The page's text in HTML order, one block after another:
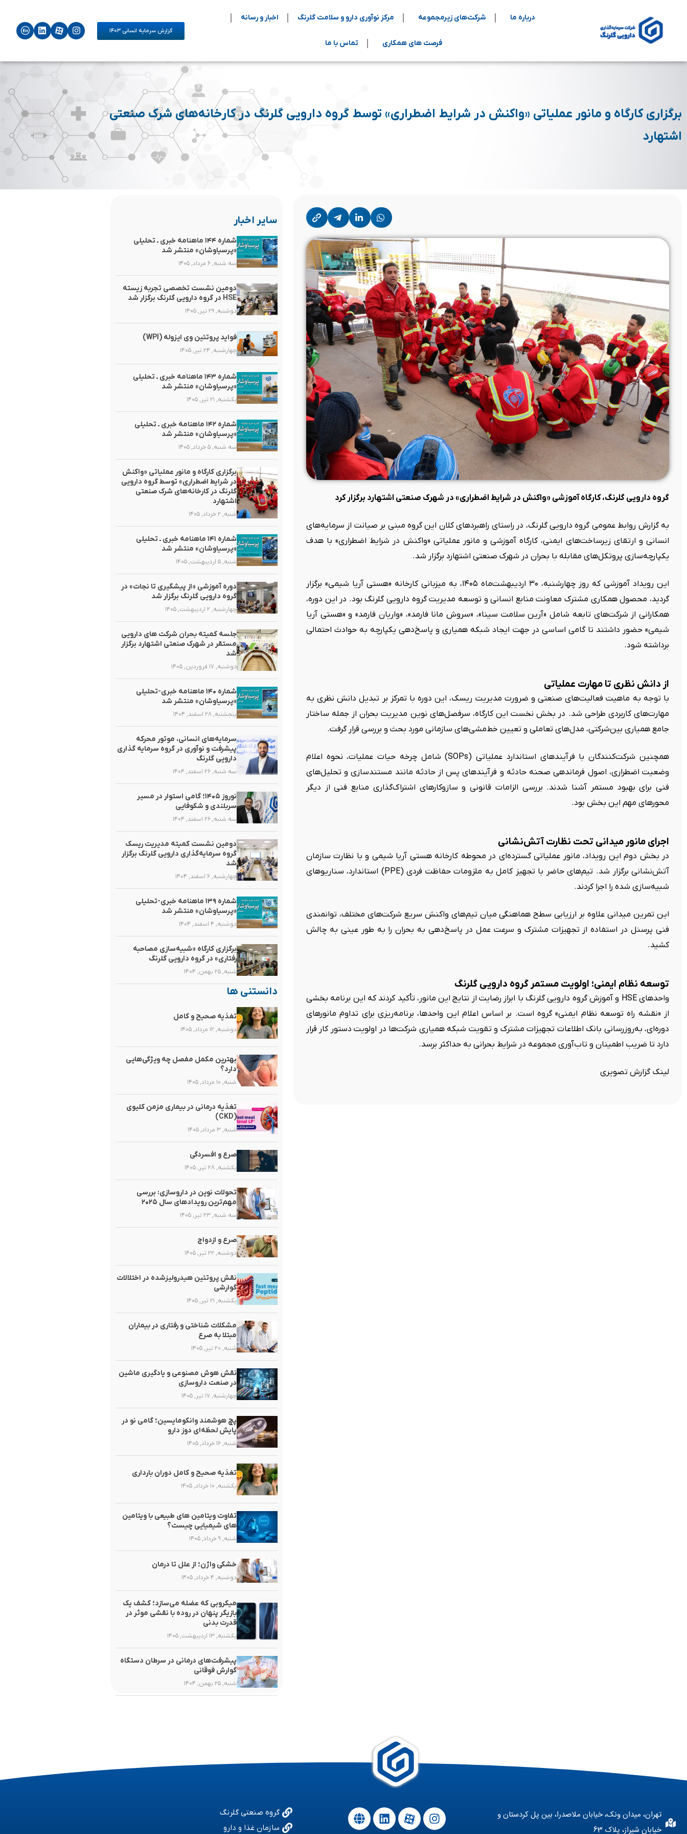
درباره ما شرکت‌های زیرمجموعه مرکز نوآوری دارو و سلامت گلرنگ اخبار و رسانه
فرصت های همکاری تماس با ما
گزارش سرمایه انسانی ۱۴۰۳
برگزاری کارگاه و مانور عملیاتی «واکنش در شرایط اضطراری» توسط گروه دارویی گلرنگ در کارخانه‌های شرک صنعتی
اشتهارد
گروه دارویی گلرنگ، کارگاه آموزشی «واکنش در شرایط اضطراری» در شهرک صنعتی اشتهارد برگزار کرد
به گزارش روابط عمومی گروه دارویی گلرنگ، در راستای راهبردهای کلان این گروه مبنی بر صیانت از سرمایه‌های
انسانی و ارتقای زیرساخت‌های ایمنی، کارگاه آموزشی و مانور عملیاتی «واکنش در شرایط اضطراری» با هدف
یکپارچه‌سازی پروتکل‌های مقابله با بحران در شهرک صنعتی اشتهارد برگزار شد.
این رویداد آموزشی که روز چهارشنبه، ۳۰ اردیبهشت‌ماه ۱۴۰۵، به میزبانی کارخانه «هستی آریا شیمی» برگزار
گردید، محصول همکاری مشترک معاونت منابع انسانی و توسعه مدیریت گروه دارویی گلرنگ بود. در این دوره،
همکارانی از شرکت‌های تابعه شامل «آرین سلامت سینا»، «سروش مانا فارمد»، «واریان فارمد» و «هستی آریا
شیمی» حضور داشتند تا گامی اساسی در جهت ایجاد شبکه همیاری و پاسخ‌دهی یکپارچه به حوادث احتمالی
برداشته شود.
از دانش نظری تا مهارت عملیاتی
با توجه به ماهیت فعالیت‌های صنعتی و ضرورت مدیریت ریسک، این دوره با تمرکز بر تبدیل دانش نظری به
مهارت‌های کاربردی طراحی شد. در بخش نخست این کارگاه، سرفصل‌های نوین مدیریت بحران از جمله ساختار
جامع همیاری بین‌شرکتی، مدل‌های تعاملی و تعیین خط‌مشی‌های سازمانی مورد بحث و بررسی قرار گرفت.
همچنین شرکت‌کنندگان با فرآیندهای استاندارد عملیاتی (SOPs) شامل چرخه حیات عملیات، نحوه اعلام
وضعیت اضطراری، اصول فرماندهی صحنه حادثه و فرآیندهای پس از حادثه مانند مستندسازی و تحلیل‌های
فنی برای بهبود مستمر آشنا شدند. بررسی الزامات قانونی و سازوکارهای اشتراک‌گذاری منابع فنی از دیگر
محورهای مهم این بخش بود.
اجرای مانور میدانی تحت نظارت آتش‌نشانی
در بخش دوم این رویداد، مانور عملیاتی گسترده‌ای در محوطه کارخانه هستی آریا شیمی و با نظارت سازمان
آتش‌نشانی برگزار شد. تیم‌های حاضر با تجهیز کامل به ملزومات حفاظت فردی (PPE) استاندارد، سناریوهای
شبیه‌سازی شده را اجرا کردند.
این تمرین میدانی علاوه بر ارزیابی سطح هماهنگی میان تیم‌های واکنش سریع شرکت‌های مختلف، توانمندی
فنی پرسنل در استفاده از تجهیزات مشترک و سرعت عمل در پاسخ‌دهی به بحران را به طور عینی به چالش
کشید.
توسعه نظام ایمنی؛ اولویت مستمر گروه دارویی گلرنگ
واحدهای HSE و آموزش گروه دارویی گلرنگ با ابراز رضایت از نتایج این مانور، تأکید کردند که این برنامه بخشی
از «نقشه راه توسعه نظام ایمنی» گروه است. بر اساس اعلام این واحدها، برنامه‌ریزی برای تداوم مانورهای
دوره‌ای، به‌روزرسانی بانک اطلاعات تجهیزات مشترک و تقویت شبکه همیاری شرکت‌ها در اولویت دستور کار قرار
دارد تا ضریب اطمینان و تاب‌آوری مجموعه در شرایط بحرانی به حداکثر برسد.
لینک گزارش تصویری
سایر اخبار
شماره ۱۴۴ ماهنامه خبری ـ تحلیلی
«پرسیاوشان» منتشر شد
سه شنبه, ۶ مرداد, ۱۴۰۵
دومین نشست تخصصی تجربه زیسته
HSE در گروه دارویی گلرنگ برگزار شد
دوشنبه, ۲۹ تیر, ۱۴۰۵
فواید پروتئین وی ایزوله (WPI)
چهارشنبه, ۲۴ تیر, ۱۴۰۵
شماره ۱۴۳ ماهنامه خبری ـ تحلیلی
«پرسیاوشان» منتشر شد
یکشنبه, ۲۱ تیر, ۱۴۰۵
شماره ۱۴۲ ماهنامه خبری ـ تحلیلی
«پرسیاوشان» منتشر شد
سه شنبه, ۵ خرداد, ۱۴۰۵
برگزاری کارگاه و مانور عملیاتی «واکنش
در شرایط اضطراری» توسط گروه دارویی
گلرنگ در کارخانه‌های شرک صنعتی
اشتهارد
شنبه, ۲ خرداد, ۱۴۰۵
شماره ۱۴۱ ماهنامه خبری ـ تحلیلی
«پرسیاوشان» منتشر شد
شنبه, ۵ اردیبهشت, ۱۴۰۵
دوره آموزشی «از پیشگیری تا نجات» در
گروه دارویی گلرنگ برگزار شد
چهارشنبه, ۲ اردیبهشت, ۱۴۰۵
جلسه کمیته بحران شرکت های دارویی
مستقر در شهرک صنعتی اشتهارد برگزار
شد
دوشنبه, ۱۷ فروردین, ۱۴۰۵
شماره ۱۴۰ ماهنامه خبری-تحلیلی
«پرسیاوشان» منتشر شد
پنجشنبه, ۲۸ اسفند, ۱۴۰۴
سرمایه‌های انسانی، موتور محرکه
پیشرفت و نوآوری در گروه سرمایه گذاری
دارویی گلرنگ
سه شنبه, ۲۶ اسفند, ۱۴۰۴
نوروز ۱۴۰۵؛ گامی استوار در مسیر
سربلندی و شکوفایی
سه شنبه, ۲۶ اسفند, ۱۴۰۴
دومین نشست کمیته مدیریت ریسک
گروه سرمایه‌گذاری دارویی گلرنگ برگزار
شد
چهارشنبه, ۶ اسفند, ۱۴۰۴
شماره ۱۳۹ ماهنامه خبری-تحلیلی
«پرسیاوشان» منتشر شد
دوشنبه, ۴ اسفند, ۱۴۰۴
برگزاری کارگاه «شبیه‌سازی مصاحبه
رفتاری» در گروه دارویی گلرنگ
شنبه, ۲۵ بهمن, ۱۴۰۴
دانستنی ها
تغذیه صحیح و کامل
دوشنبه, ۱۲ مرداد, ۱۴۰۵
بهترین مکمل مفصل چه ویژگی‌هایی
دارد؟
شنبه, ۱۰ مرداد, ۱۴۰۵
تغذیه‌ درمانی در بیماری مزمن کلیوی
(CKD)
شنبه, ۳ مرداد, ۱۴۰۵
صرع و افسردگی
یکشنبه, ۲۸ تیر, ۱۴۰۵
تحولات نوین در داروسازی: بررسی
مهم‌ترین رویدادهای سال ۲۰۲۵
سه شنبه, ۲۳ تیر, ۱۴۰۵
صرع و ازدواج
دوشنبه, ۲۲ تیر, ۱۴۰۵
نقش پروتئین هیدرولیزشده در اختلالات
گوارشی
یکشنبه, ۲۱ تیر, ۱۴۰۵
مشکلات شناختی و رفتاری در بیماران
مبتلا به صرع
شنبه, ۲۰ تیر, ۱۴۰۵
نقش هوش مصنوعی و یادگیری ماشین
در صنعت داروسازی
چهارشنبه, ۱۷ تیر, ۱۴۰۵
پچ هوشمند وانکومایسین؛ گامی نو در
پایش لحظه‌ای دوز دارو
شنبه, ۱۶ خرداد, ۱۴۰۵
تغذیه صحیح و کامل دوران بارداری
یکشنبه, ۱۰ خرداد, ۱۴۰۵
تفاوت ویتامین های طبیعی با ویتامین
های شیمیایی چیست؟
شنبه, ۹ خرداد, ۱۴۰۵
خشکی واژن؛ از علل تا درمان
دوشنبه, ۴ خرداد, ۱۴۰۵
میکروبی که عضله می‌سازد؛ کشف یک
بازیگر پنهان در روده با نقشی موثر در
قدرت بدنی
یکشنبه, ۱۳ اردیبهشت, ۱۴۰۵
پیشرفت‌های درمانی در سرطان دستگاه
گوارش فوقانی
شنبه, ۲۵ بهمن, ۱۴۰۴
تهران، میدان ونک، خیابان ملاصدرا، بین پل کردستان و
خیابان شیراز، پلاک 63
گروه صنعتی گلرنگ
سازمان غذا و دارو